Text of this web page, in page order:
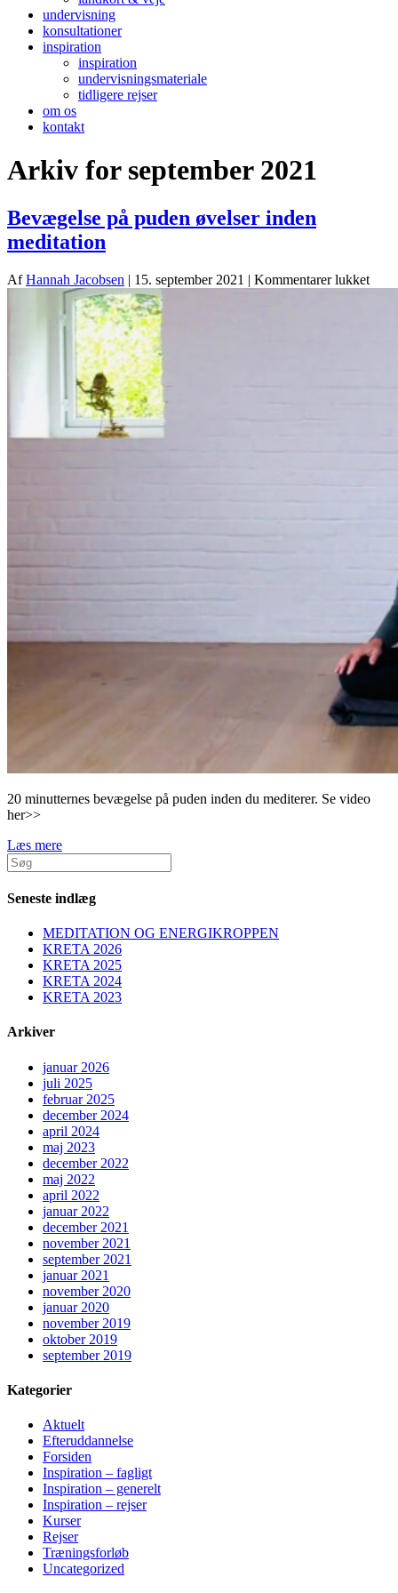
undervisning
konsultationer
inspiration
inspiration
undervisningsmateriale
tidligere rejser
om os
kontakt
Arkiv for september 2021
Bevægelse på puden øvelser inden
meditation
AfHannah Jacobsen | 15. september 2021 | Kommentarer lukkettil
20 minutternes bevægelse på puden inden du mediterer. Se video
her>>
Læs mere
Seneste indlæg
MEDITATION OG ENERGIKROPPEN
KRETA 2026
KRETA 2025
KRETA 2024
KRETA 2023
Arkiver
januar 2026
juli 2025
februar 2025
december 2024
april 2024
maj 2023
december 2022
maj 2022
april 2022
januar 2022
december 2021
november 2021
september 2021
januar 2021
november 2020
januar 2020
november 2019
oktober 2019
september 2019
Kategorier
Aktuelt
Efteruddannelse
Forsiden
Inspiration – fagligt
Inspiration – generelt
Inspiration – rejser
Kurser
Rejser
Træningsforløb
Uncategorized